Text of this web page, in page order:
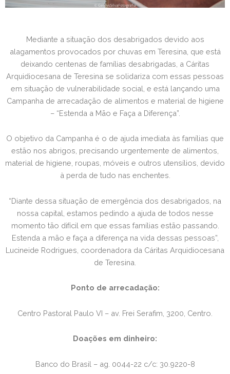
Mediante a situação dos desabrigados devido aos
alagamentos provocados por chuvas em Teresina, que está
deixando centenas de famílias desabrigadas, a Cáritas
Arquidiocesana de Teresina se solidariza com essas pessoas
em situação de vulnerabilidade social, e está lançando uma
Campanha de arrecadação de alimentos e material de higiene
– “Estenda a Mão e Faça a Diferença”.
O objetivo da Campanha é o de ajuda imediata às famílias que
estão nos abrigos, precisando urgentemente de alimentos,
material de higiene, roupas, móveis e outros utensílios, devido
à perda de tudo nas enchentes.
“Diante dessa situação de emergência dos desabrigados, na
nossa capital, estamos pedindo a ajuda de todos nesse
momento tão difícil em que essas famílias estão passando.
Estenda a mão e faça a diferença na vida dessas pessoas”,
Lucineide Rodrigues, coordenadora da Cáritas Arquidiocesana
de Teresina.
Ponto de arrecadação:
Centro Pastoral Paulo VI – av. Frei Serafim, 3200, Centro.
Doações em dinheiro:
Banco do Brasil – ag. 0044-22 c/c: 30.9220-8